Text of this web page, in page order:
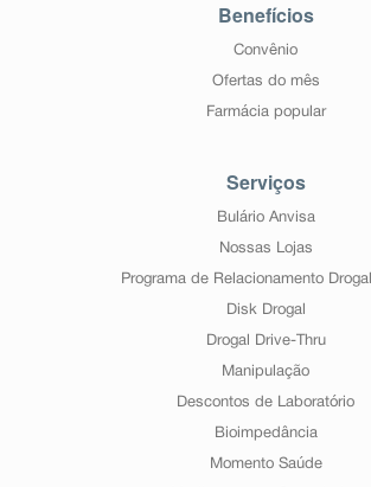
Benefícios
Convênio
Ofertas do mês
Farmácia popular
Serviços
Bulário Anvisa
Nossas Lojas
Programa de Relacionamento
Disk Drogal
Drogal Drive-Thru
Manipulação
Descontos de Laboratório
Bioimpedância
Momento Saúde